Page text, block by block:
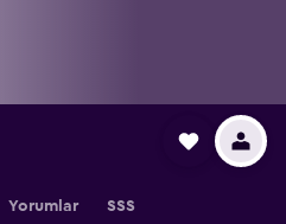
Yorumlar SSS